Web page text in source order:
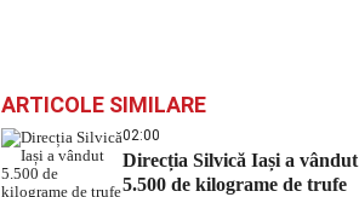
ARTICOLE SIMILARE
02:00
Direcția Silvică Iași a vândut
5.500 de kilograme de trufe